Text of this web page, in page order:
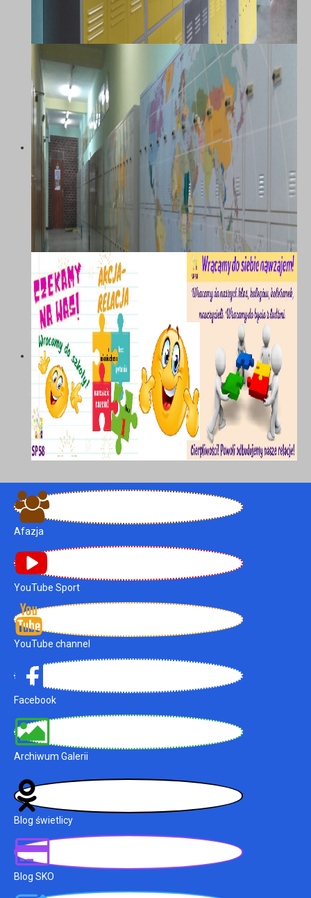
Afazja
YouTube Sport
YouTube channel
Facebook
Archiwum Galerii
Blog świetlicy
Blog SKO